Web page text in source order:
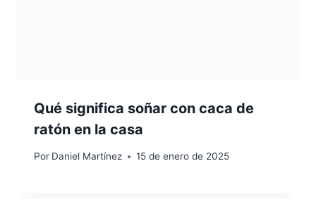
Qué significa soñar con caca de
ratón en la casa
Por Daniel Martínez 15 de enero de 2025